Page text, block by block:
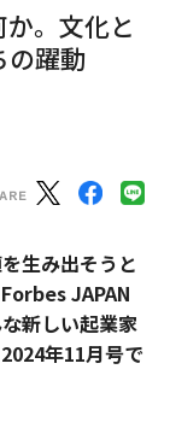
か。文化と
の躍動
生み出そうと
JAPAN
新しい起業家
年11月号で